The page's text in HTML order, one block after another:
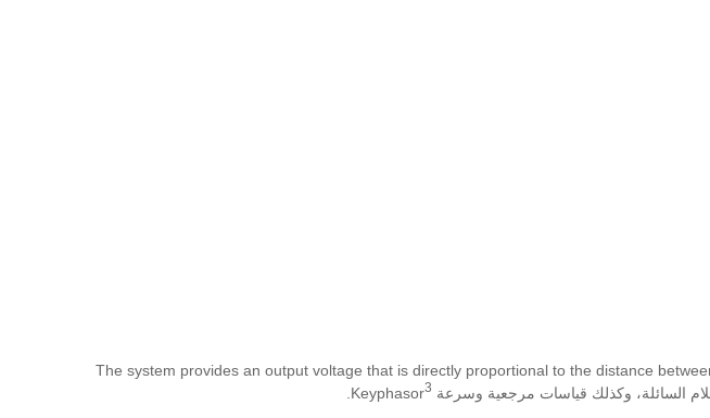
The system provides an output voltage that is directly proportional to the distance
3